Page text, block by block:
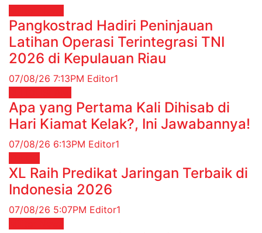
Pangkostrad Hadiri Peninjauan
Latihan Operasi Terintegrasi TNI
2026 di Kepulauan Riau
07/08/26 7:13PM Editor1
Apa yang Pertama Kali Dihisab di
Hari Kiamat Kelak?, Ini Jawabannya!
07/08/26 6:13PM Editor1
XL Raih Predikat Jaringan Terbaik di
Indonesia 2026
07/08/26 5:07PM Editor1